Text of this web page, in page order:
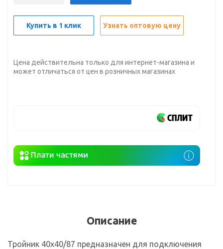
Купить в 1 клик Узнать оптовую цену
Цена действительна только для интернет-магазина и
может отличаться от цен в розничных магазинах
Описание
Тройник 40х40/87 предназначен для подключения